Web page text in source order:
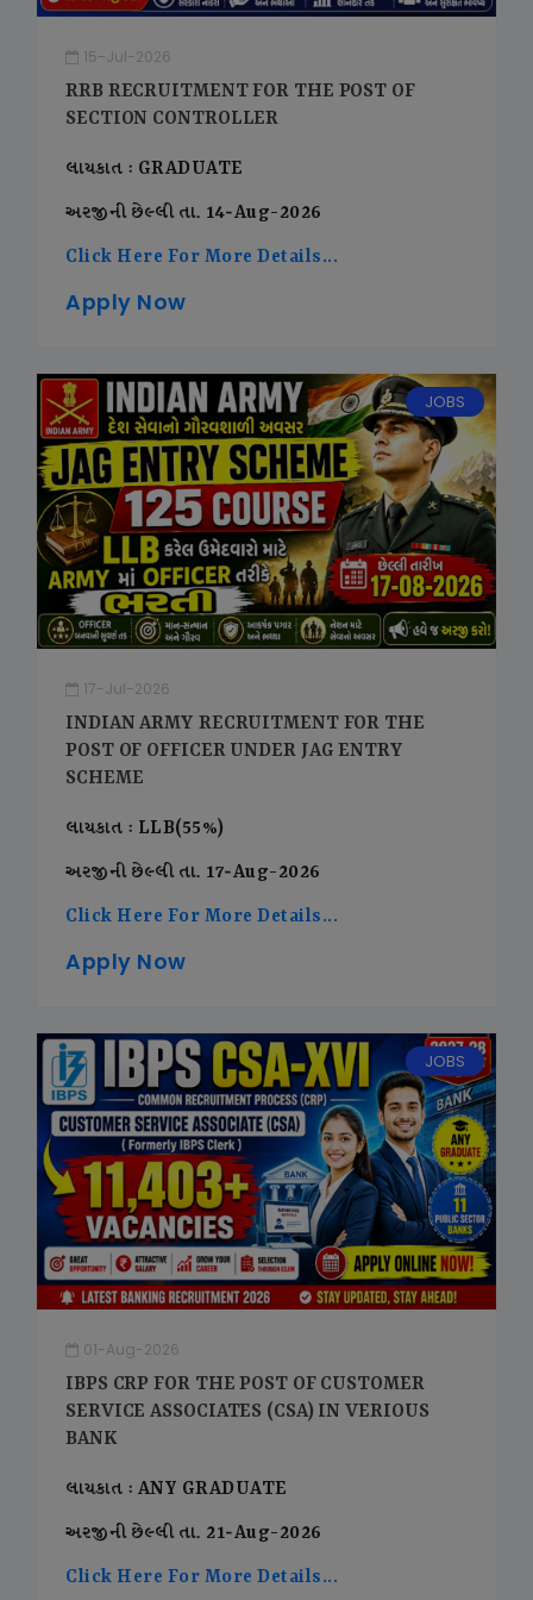
15-Jul-2026
RRB RECRUITMENT FOR THE POST OF
SECTION CONTROLLER
લાયકાત : GRADUATE
અરજીની છેલ્લી તા. 14-Aug-2026
Click Here For More Details...
Apply Now
JOBS
17-Jul-2026
INDIAN ARMY RECRUITMENT FOR THE
POST OF OFFICER UNDER JAG ENTRY
SCHEME
લાયકાત : LLB(55%)
અરજીની છેલ્લી તા. 17-Aug-2026
Click Here For More Details...
Apply Now
JOBS
01-Aug-2026
IBPS CRP FOR THE POST OF CUSTOMER
SERVICE ASSOCIATES (CSA) IN VERIOUS
BANK
લાયકાત : ANY GRADUATE
અરજીની છેલ્લી તા. 21-Aug-2026
Click Here For More Details...